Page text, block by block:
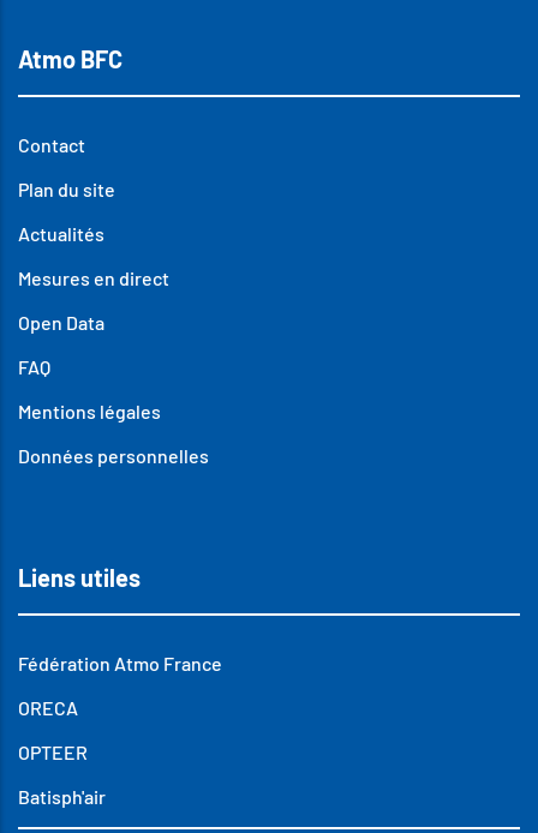
Atmo BFC
Contact
Plan du site
Actualités
Mesures en direct
Open Data
FAQ
Mentions légales
Données personnelles
Liens utiles
Fédération Atmo France
ORECA
OPTEER
Batisph'air